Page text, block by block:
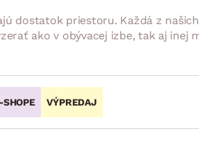
dostatok priestoru. Každá z
ako v obývacej izbe, tak aj inej
VÝPREDAJ